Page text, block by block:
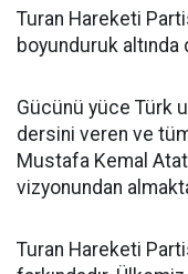
Turan Hareketi
boyunduruk altında
Gücünü yüce Türk
dersini veren ve
Mustafa Kemal
vizyonundan
Turan Hareketi